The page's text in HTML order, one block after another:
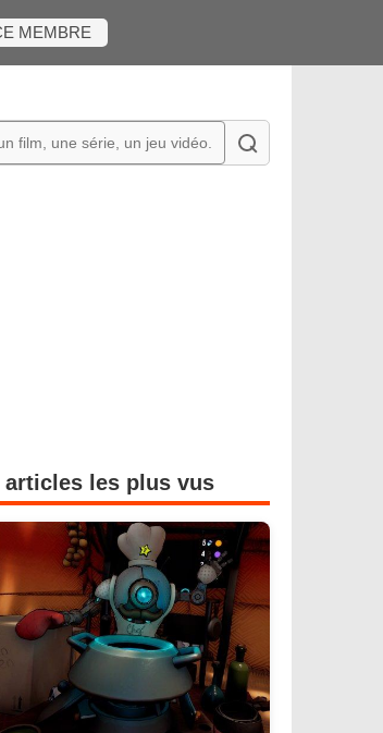
MEMBRE
articles les plus vus